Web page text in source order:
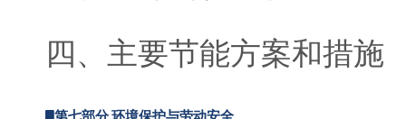
四、主要节能方案和措施